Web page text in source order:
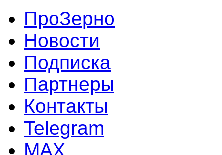
ПроЗерно
Новости
Подписка
Партнеры
Контакты
Telegram
MAX